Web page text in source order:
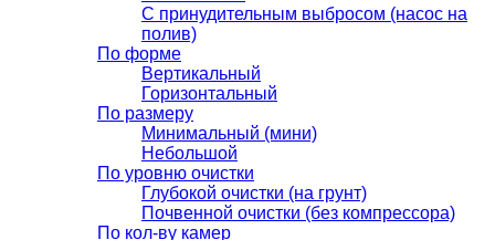
С принудительным выбросом (насос на
полив)
По форме
Вертикальный
Горизонтальный
По размеру
Минимальный (мини)
Небольшой
По уровню очистки
Глубокой очистки (на грунт)
Почвенной очистки (без компрессора)
По кол-ву камер